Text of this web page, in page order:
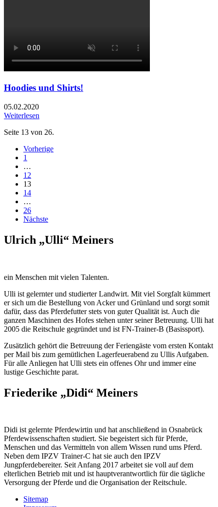
Hoodies und Shirts!
05.02.2020
Weiterlesen
Seite 13 von 26.
Vorherige
1
…
12
13
14
…
26
Nächste
Ulrich „Ulli“ Meiners
ein Menschen mit vielen Talenten.
Ulli ist gelernter und studierter Landwirt. Mit viel Sorgfalt kümmert
er sich um die Bestellung von Acker und Grünland und sorgt somit
dafür, dass das Pferdefutter stets von guter Qualität ist. Auch die
ganzen Maschinen des Hofes stehen unter seiner Betreuung. Ulli hat
2005 die Reitschule gegründet und ist FN-Trainer-B (Basissport).
Zusätzlich gehört die Betreuung der Feriengäste vom ersten Kontakt
per Mail bis zum gemütlichen Lagerfeuerabend zu Ullis Aufgaben.
Für alle Anliegen hat Ulli stets ein offenes Ohr und immer eine
lustige Geschichte parat.
Friederike „Didi“ Meiners
Didi ist gelernte Pferdewirtin und hat anschließend in Osnabrück
Pferdewissenschaften studiert. Sie begeistert sich für Pferde,
Menschen und das Vermitteln von allem Wissen rund ums Pferd.
Neben dem IPZV Trainer-C hat sie auch den IPZV
Jungpferdebereiter. Seit Anfang 2017 arbeitet sie voll auf dem
elterlichen Betrieb mit und ist hauptverantwortlich für die tägliche
Versorgung der Pferde und die Organisation der Reitschule.
Sitemap